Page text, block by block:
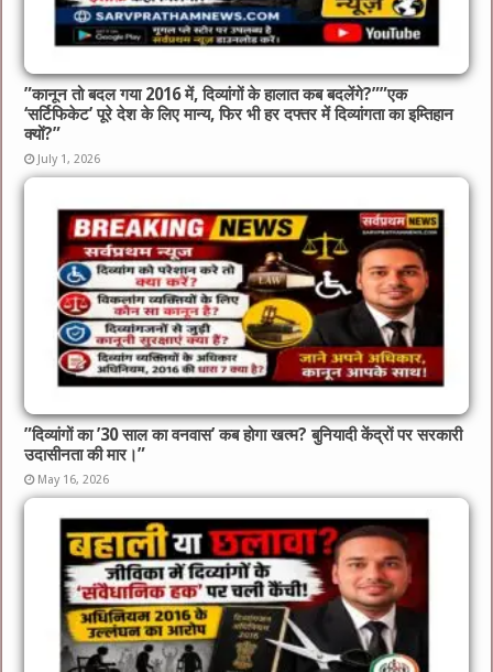
​”कानून तो बदल गया 2016 में, दिव्यांगों के हालात कब बदलेंगे?”​”एक
‘सर्टिफिकेट’ पूरे देश के लिए मान्य, फिर भी हर दफ्तर में दिव्यांगता का इम्तिहान
क्यों?”
July 1, 2026
​”दिव्यांगों का ’30 साल का वनवास’ कब होगा खत्म? बुनियादी केंद्रों पर सरकारी
उदासीनता की मार।”
May 16, 2026